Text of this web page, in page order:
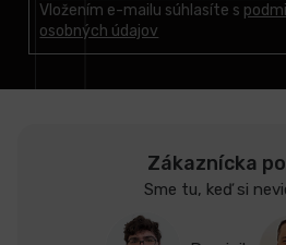
Vložením e-mailu súhlasíte s
osobných údajov
Zákaznícka
Sme tu, keď si